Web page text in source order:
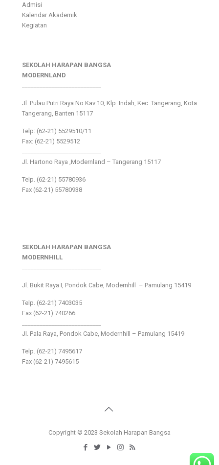
Admisi
Kalendar Akademik
Kegiatan
SEKOLAH HARAPAN BANGSA
MODERNLAND
Jl. Pulau Putri Raya No.Kav 10, Klp. Indah, Kec. Tangerang, Kota
Tangerang, Banten 15117
Telp: (62-21) 5529510/11
Fax: (62-21) 5529512
Jl. Hartono Raya ,Modernland – Tangerang 15117
Telp. (62-21) 55780936
Fax (62-21) 55780938
SEKOLAH HARAPAN BANGSA
MODERNHILL
Jl. Bukit Raya I, Pondok Cabe, Modernhill – Pamulang 15419
Telp. (62-21) 7403035
Fax (62-21) 740266
Jl. Pala Raya, Pondok Cabe, Modernhill – Pamulang 15419
Telp. (62-21) 7495617
Fax (62-21) 7495615
Copyright © 2023 Sekolah Harapan Bangsa